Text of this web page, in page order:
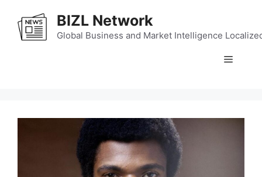
content
BIZL Network
Global Business and Market Intelligence
Menu